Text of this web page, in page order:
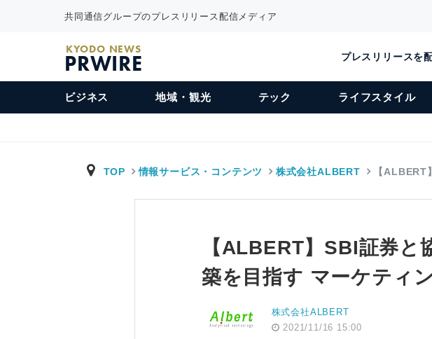
共同通信グループのプレスリリース配信メディア
KYODO NEWS
PRWIRE プレスリリースを
ビジネス 地域・観光 テック ライフスタイル
TOP 情報サービス・コンテンツ 株式会社ALBERT 【
【ALBERT】SBI証券
築を目指す マーケティ
株式会社ALBERT
2021/11/16 15:00